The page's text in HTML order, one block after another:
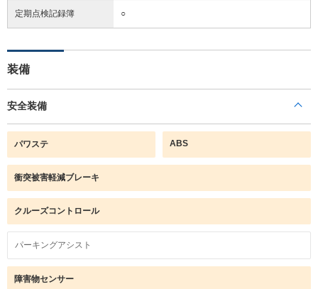
定期点検記録簿 ○
装備
安全装備
パワステ ABS
衝突被害軽減ブレーキ
クルーズコントロール
パーキングアシスト
障害物センサー